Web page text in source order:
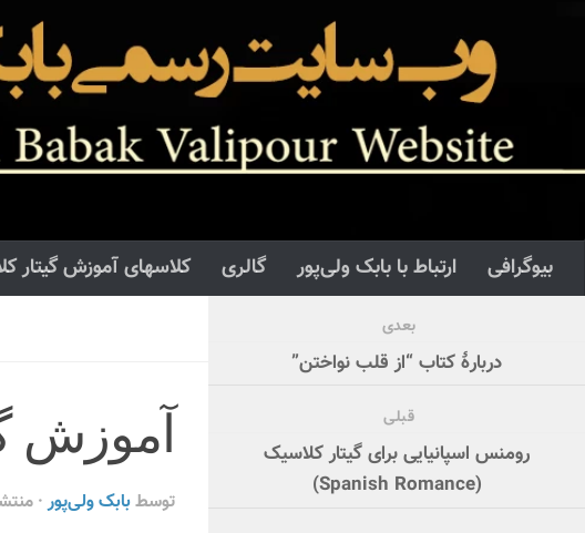
بیوگرافی ارتباط با بابک ولی‌پور گالری
کلاسهای آموزش گیتار
آموزش
توسطبابک ولی‌پور ·
بعدی
دربارۀ کتاب “از قلب نواختن”
قبلی
رومنس اسپانیایی برای گیتار کلاسیک
(Spanish Romance)